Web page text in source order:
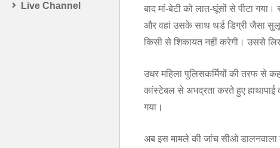
Live Channel
बाद मां-बेटी को लात-घूंसों से पीटा
और वहां उसके साथ थर्ड डिग्री जैसा
किसी से शिकायत नहीं करेगी। उससे
उधर महिला पुलिसकर्मियों की तरफ से
कांस्टेबल से अभद्रता करते हुए हाथापाई
गया।
अब इस मामले की जांच सीओ डालनवाला